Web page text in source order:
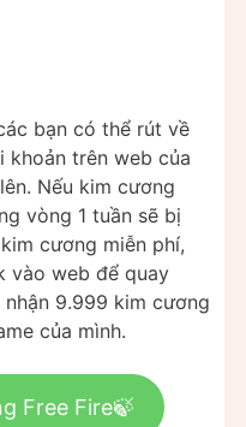
bạn có thể rút về
khoản trên web của
Nếu kim cương
vòng 1 tuần sẽ bị
cương miễn phí,
vào web để quay
9.999 kim cương
của mình.
Free Fire🍃